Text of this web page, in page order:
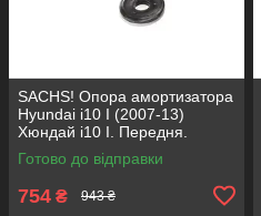
SACHS! Опора амортизатора
Hyundai i10 I (2007-13)
Хюндай i10 I. Передня.
SM5818 , 801063 , KB689.27 ,
VKDA88511
Готово до відправки
754 ₴ 943 ₴